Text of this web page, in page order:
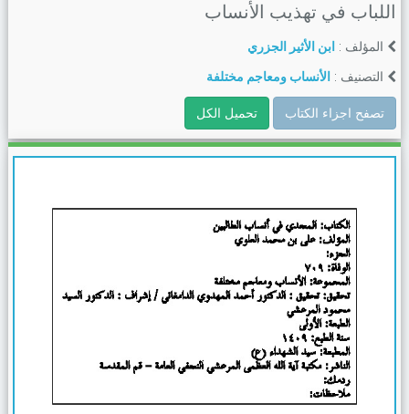
اللباب في تهذيب الأنساب
المؤلف : ابن الأثير الجزري
التصنيف : الأنساب ومعاجم مختلفة
تصفح اجزاء الكتاب تحميل الكل